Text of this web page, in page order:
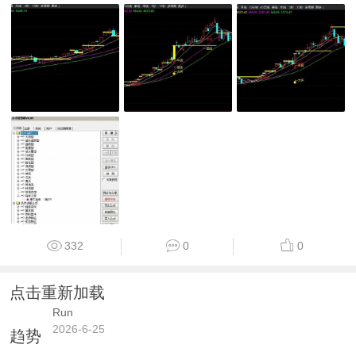
332 0 0
点击重新加载
Run
2026-6-25
趋势